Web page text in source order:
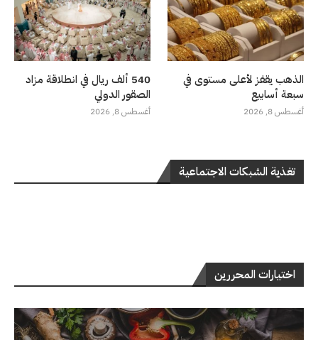
الذهب يقفز لأعلى مستوى في
سبعة أسابيع
أغسطس 8, 2026
540 ألف ريال في انطلاقة مزاد
الصقور الدولي
أغسطس 8, 2026
تغذية الشبكات الاجتماعية
اختيارات المحررين